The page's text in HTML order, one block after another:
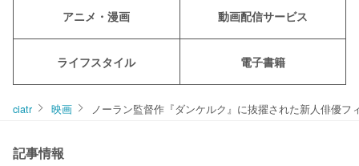
アニメ・漫画 動画配信サービス
ライフスタイル 電子書籍
ciatr 映画 ノーラン監督作『ダンケルク』に抜擢された新人俳優
記事情報